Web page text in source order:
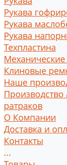
Рукава
Рукава
Рукава
Техпластина
Клиновые
Наше
ратраков
О Компании
Доставка и
Контакты
...